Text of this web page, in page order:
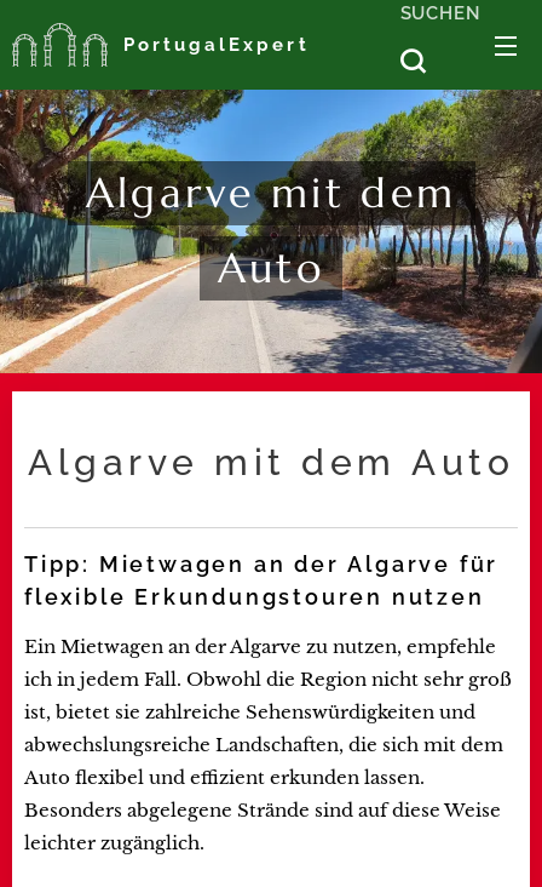
PortugalExpert
SUCHEN
Algarve mit dem
Auto
Algarve mit dem Auto
Tipp: Mietwagen an der Algarve für
flexible Erkundungstouren nutzen
Ein Mietwagen an der Algarve zu nutzen, empfehle
ich in jedem Fall. Obwohl die Region nicht sehr groß
ist, bietet sie zahlreiche Sehenswürdigkeiten und
abwechslungsreiche Landschaften, die sich mit dem
Auto flexibel und effizient erkunden lassen.
Besonders abgelegene Strände sind auf diese Weise
leichter zugänglich.